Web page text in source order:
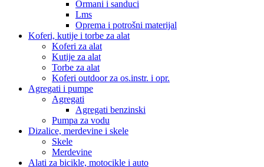
Ormani i sanduci
Lms
Oprema i potrošni materijal
Koferi, kutije i torbe za alat
Koferi za alat
Kutije za alat
Torbe za alat
Koferi outdoor za os.instr. i opr.
Agregati i pumpe
Agregati
Agregati benzinski
Pumpa za vodu
Dizalice, merdevine i skele
Skele
Merdevine
Alati za bicikle, motocikle i auto